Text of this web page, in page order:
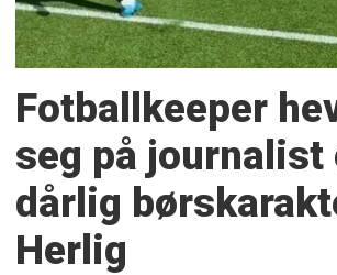
Fotballkeeper
seg på journalist
dårlig
Herlig